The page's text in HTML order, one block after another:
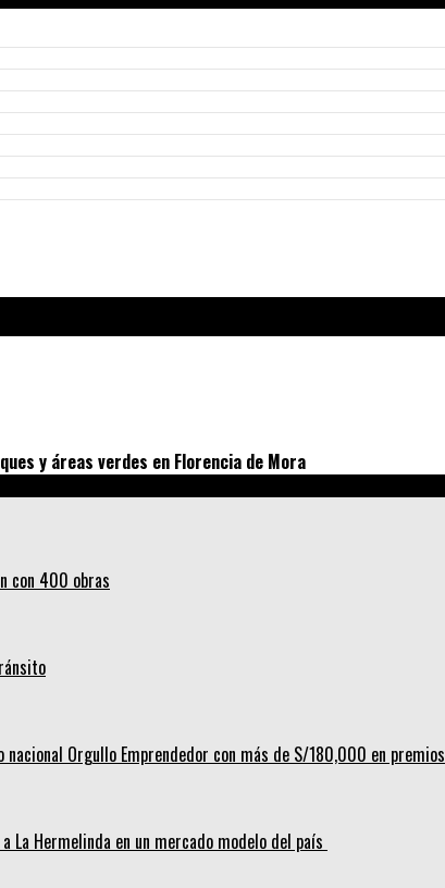
y áreas verdes en Florencia de Mora
con 400 obras
Orgullo Emprendedor con más de S/180,000 en premios
Hermelinda en un mercado modelo del país